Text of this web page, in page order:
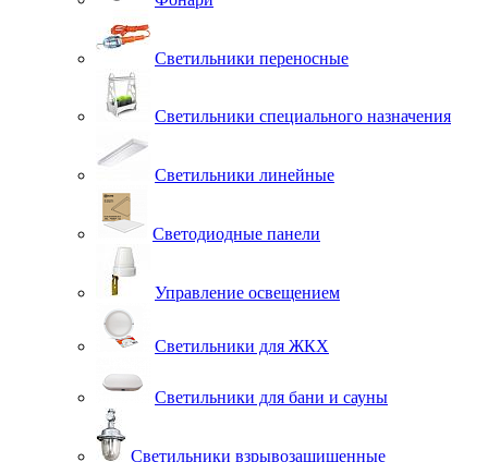
Светильники переносные
Светильники специального назначения
Светильники линейные
Светодиодные панели
Управление освещением
Светильники для ЖКХ
Светильники для бани и сауны
Светильники взрывозащищенные